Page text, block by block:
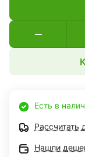
Есть в
Рассчитать
Нашли